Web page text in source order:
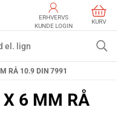
ERHVERVS
KUNDE LOGIN
KURV
RÅ 10.9 DIN 7991
6 MM RÅ